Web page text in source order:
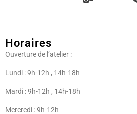
Horaires
Ouverture de l’atelier :
Lundi : 9h-12h , 14h-18h
Mardi : 9h-12h , 14h-18h
Mercredi : 9h-12h